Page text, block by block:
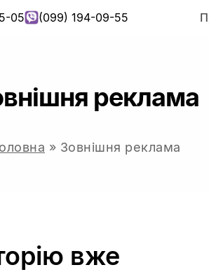
05 (099) 194-09-55
реклама
» Зовнішня реклама
вже